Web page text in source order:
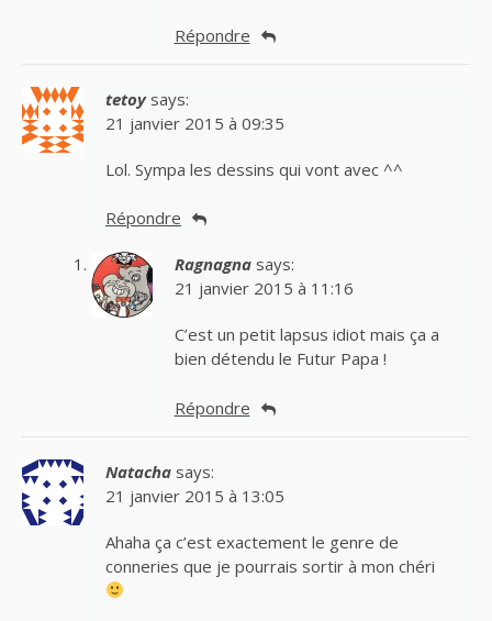
Répondre
tetoy says:
21 janvier 2015 à 09:35
Lol. Sympa les dessins qui vont avec ^^
Répondre
Ragnagna says:
21 janvier 2015 à 11:16
C’est un petit lapsus idiot mais ça a
bien détendu le Futur Papa !
Répondre
Natacha says:
21 janvier 2015 à 13:05
Ahaha ça c’est exactement le genre de
conneries que je pourrais sortir à mon chéri